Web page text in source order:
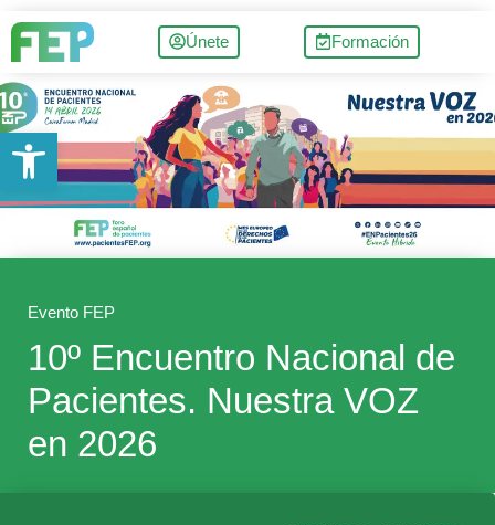
Únete Formación
Evento FEP
10º Encuentro Nacional de
Pacientes. Nuestra VOZ
en 2026
Abrir barra de herramientas